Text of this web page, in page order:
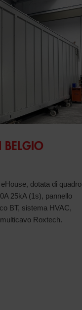
BELGIO
dotata di quadro
25kA (1s), pannello
BT, sistema HVAC,
Roxtech.